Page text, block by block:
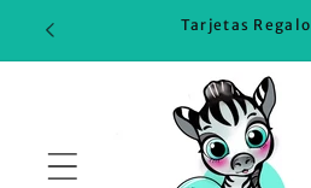
directamente
al contenido
Tarjetas Regalo